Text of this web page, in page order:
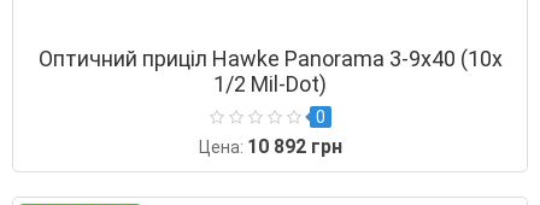
Оптичний приціл Hawke Panorama 3-9х40 (10х
1/2 Mil-Dot)
0
Цена: 10 892 грн